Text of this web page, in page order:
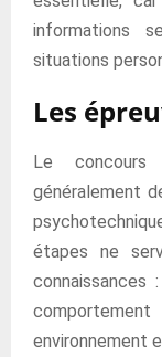
informations
situations
Les
Le concours
généralement
étapes ne
environnement